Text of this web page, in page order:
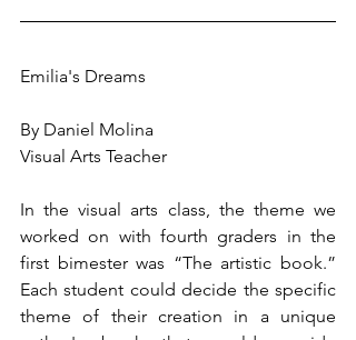
Emilia's Dreams
By Daniel Molina
Visual Arts Teacher
In the visual arts class, the theme we
worked on with fourth graders in the
first bimester was “The artistic book.”
Each student could decide the specific
theme of their creation in a unique